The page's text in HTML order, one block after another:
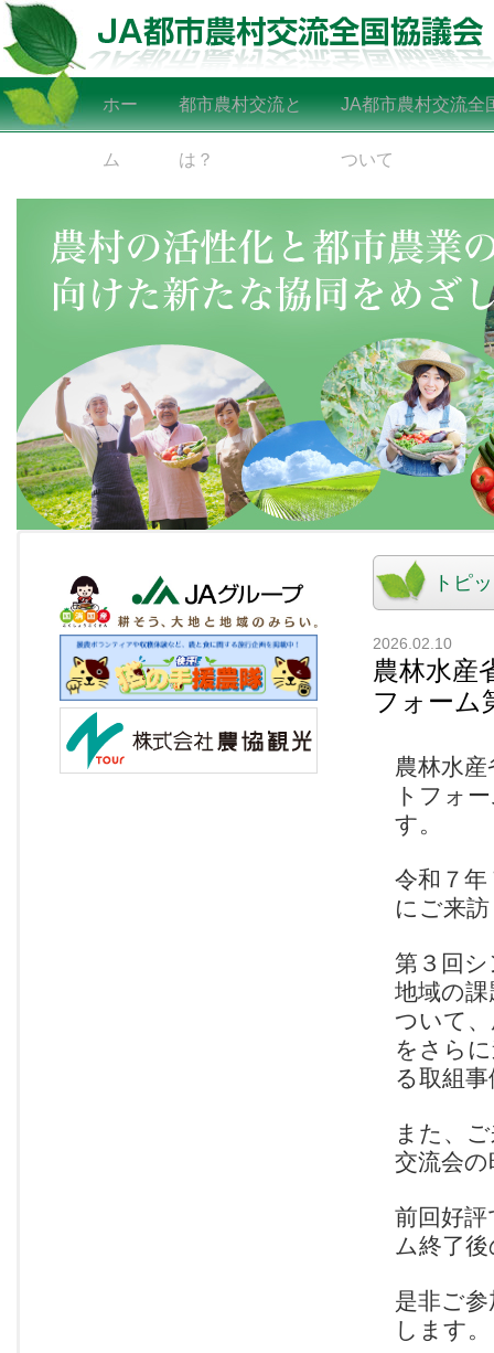
ホー
ム
都市農村交流と
は？
JA都市農村交流全
ついて
トピ
2026.02.10
農林水産
フォーム
農林水
トフォ
す。
令和７
にご来
第３回
地域の
ついて
をさら
る取組
また、
交流会
前回好
ム終了
是非ご
します。